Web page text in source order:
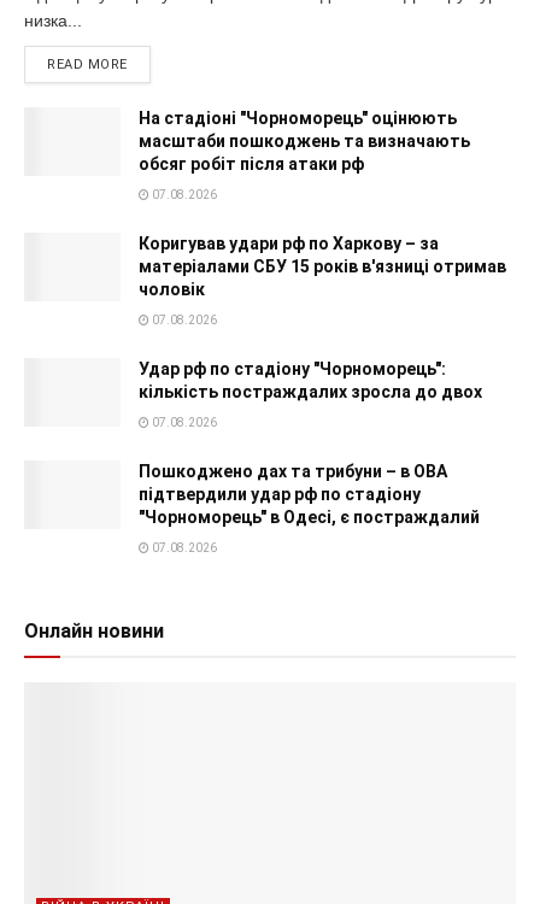
низка...
READ MORE
На стадіоні "Чорноморець" оцінюють
масштаби пошкоджень та визначають
обсяг робіт після атаки рф
07.08.2026
Коригував удари рф по Харкову – за
матеріалами СБУ 15 років в'язниці отримав
чоловік
07.08.2026
Удар рф по стадіону "Чорноморець":
кількість постраждалих зросла до двох
07.08.2026
Пошкоджено дах та трибуни – в ОВА
підтвердили удар рф по стадіону
"Чорноморець" в Одесі, є постраждалий
07.08.2026
Онлайн новини